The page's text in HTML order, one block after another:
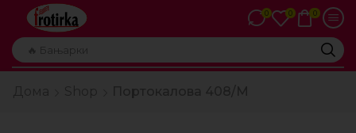
🔥 Бањарки
0 0 0